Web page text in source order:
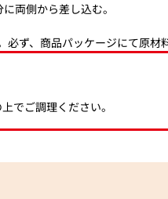
両側から差し込む。
ず、商品パッケージにて原材
でご調理ください。